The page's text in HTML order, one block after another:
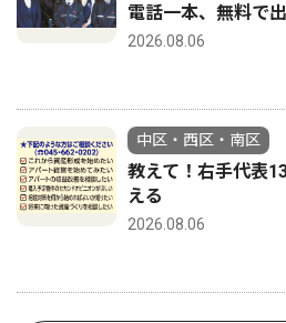
電話一本、無料で
2026.08.06
中区・西区・南区
教えて！右手代表
える
2026.08.06